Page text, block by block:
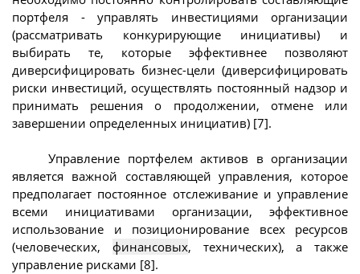
портфеля - управлять инвестициями организации
(рассматривать конкурирующие инициативы) и
выбирать те, которые эффективнее позволяют
диверсифицировать бизнес-цели (диверсифицировать
риски инвестиций, осуществлять постоянный надзор и
принимать решения о продолжении, отмене или
завершении определенных инициатив) [7].
Управление портфелем активов в организации
является важной составляющей управления, которое
предполагает постоянное отслеживание и управление
всеми инициативами организации, эффективное
использование и позиционирование всех ресурсов
(человеческих, финансовых, технических), а также
управление рисками [8].